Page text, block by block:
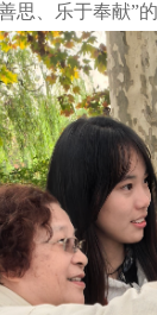
思、乐于奉献”